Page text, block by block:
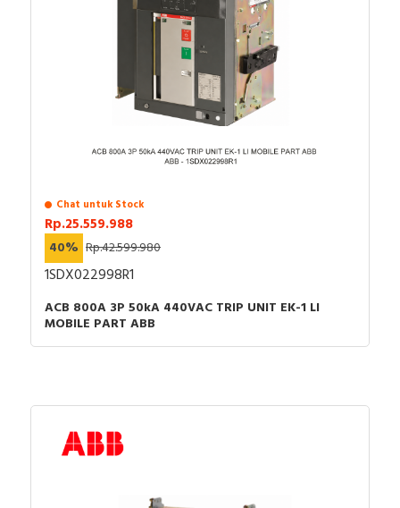
Chat untuk Stock
Rp.25.559.988
40% Rp.42.599.980
1SDX022998R1
ACB 800A 3P 50kA 440VAC TRIP UNIT EK-1 LI
MOBILE PART ABB